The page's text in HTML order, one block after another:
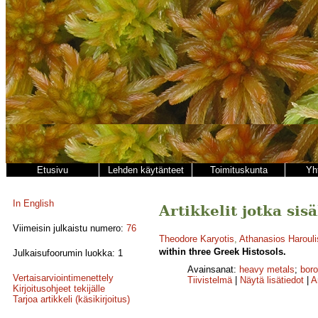
Etusivu Lehden käytänteet Toimituskunta
In English
Viimeisin julkaistu numero: 76
Julkaisufoorumin luokka: 1
Vertaisarviointimenettely
Kirjoitusohjeet tekijälle
Tarjoa artikkeli (käsikirjoitus)
Artikkelit jotka
Theodore Karyotis, Athanasios
within three Greek Histosols.
Avainsanat: heavy metals;
Tiivistelmä| Näytä lisätiedot